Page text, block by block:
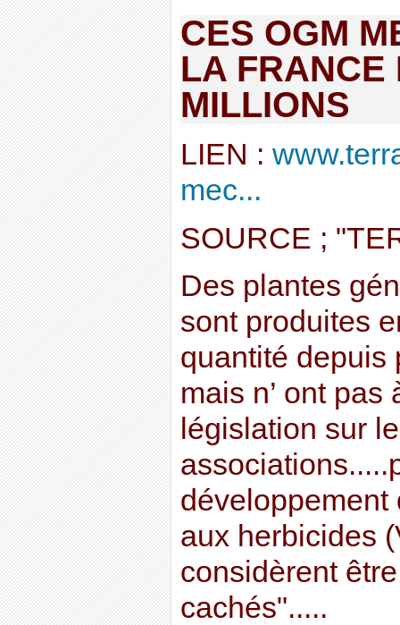
CES OGM
LA FRANCE
MILLIONS
LIEN :
mec...
SOURCE ;
Des plantes
sont produites
quantité depuis
mais n’ ont pas
législation sur
développement
aux herbicides
considèrent
cachés".....